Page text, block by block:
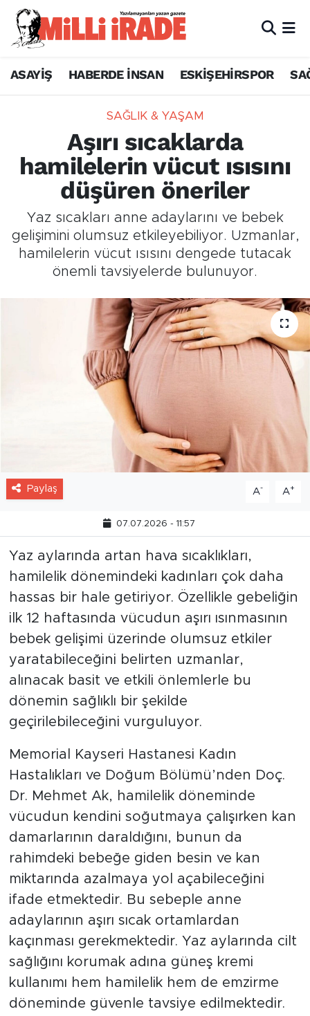
ASAYİŞ HABERDE İNSAN ESKİŞEHİRSPOR
SAĞLIK & YAŞAM
Aşırı sıcaklarda
hamilelerin vücut ısısını
düşüren öneriler
Yaz sıcakları anne adaylarını ve bebek
gelişimini olumsuz etkileyebiliyor. Uzmanlar,
hamilelerin vücut ısısını dengede tutacak
önemli tavsiyelerde bulunuyor.
Paylaş A- A+
07.07.2026 - 11:57
Yaz aylarında artan hava sıcaklıkları,
hamilelik dönemindeki kadınları çok daha
hassas bir hale getiriyor. Özellikle gebeliğin
ilk 12 haftasında vücudun aşırı ısınmasının
bebek gelişimi üzerinde olumsuz etkiler
yaratabileceğini belirten uzmanlar,
alınacak basit ve etkili önlemlerle bu
dönemin sağlıklı bir şekilde
geçirilebileceğini vurguluyor.
Memorial Kayseri Hastanesi Kadın
Hastalıkları ve Doğum Bölümü’nden Doç.
Dr. Mehmet Ak, hamilelik döneminde
vücudun kendini soğutmaya çalışırken kan
damarlarının daraldığını, bunun da
rahimdeki bebeğe giden besin ve kan
miktarında azalmaya yol açabileceğini
ifade etmektedir. Bu sebeple anne
adaylarının aşırı sıcak ortamlardan
kaçınması gerekmektedir. Yaz aylarında cilt
sağlığını korumak adına güneş kremi
kullanımı hem hamilelik hem de emzirme
döneminde güvenle tavsiye edilmektedir.